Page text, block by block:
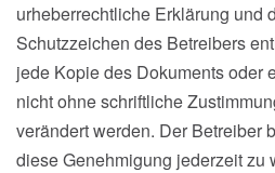
urheberrechtliche Erklärung und
Schutzzeichen des Betreibers
jede Kopie des Dokuments oder
nicht ohne schriftliche
verändert werden. Der Betreiber
diese Genehmigung jederzeit zu